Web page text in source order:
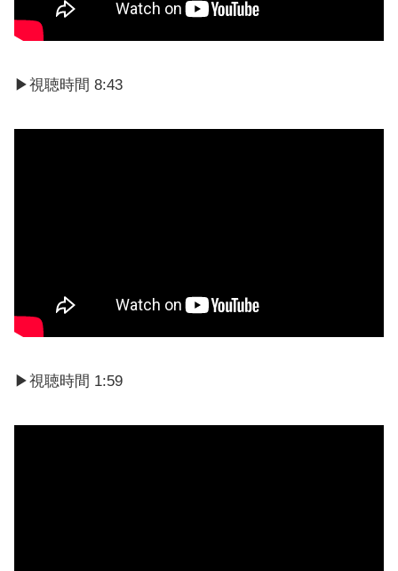
▶視聴時間 8:43
▶視聴時間 1:59